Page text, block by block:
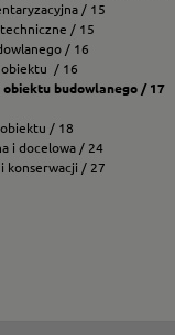
/ 15
/ 15
/ 16
obiektu / 16
budowlanego / 17
/ 18
i docelowa / 24
konserwacji / 27